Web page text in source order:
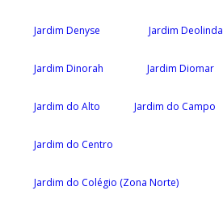
Jardim Denyse Jardim Deolinda
Jardim Dinorah Jardim Diomar
Jardim do Alto Jardim do Campo
Jardim do Centro
Jardim do Colégio (Zona Norte)